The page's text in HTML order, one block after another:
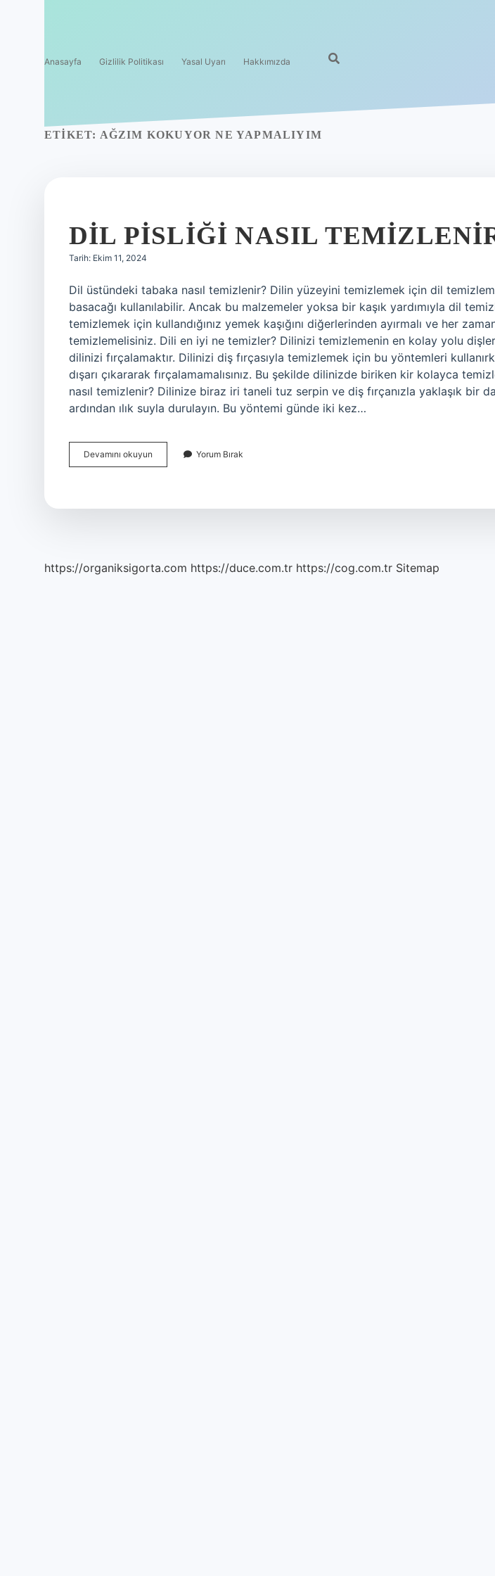
Anasayfa Gizlilik Politikası Yasal Uyarı Hakkımızda
ETIKET: AĞZIM KOKUYOR NE YAPMALIYIM
DIL PISLIĞI NASIL
Tarih: Ekim 11, 2024
Dil üstündeki tabaka nasıl temizlenir? Dilin yüzeyini temizlemek için dil
basacağı kullanılabilir. Ancak bu malzemeler yoksa bir kaşık yardımıyla dil
temizlemek için kullandığınız yemek kaşığını diğerlerinden ayırmalı ve her
temizlemelisiniz. Dili en iyi ne temizler? Dilinizi temizlemenin en kolay yolu
dilinizi fırçalamaktır. Dilinizi diş fırçasıyla temizlemek için bu yöntemleri
dışarı çıkararak fırçalamamalısınız. Bu şekilde dilinizde biriken kir kolayca
nasıl temizlenir? Dilinize biraz iri taneli tuz serpin ve diş fırçanızla yaklaşık bir
ardından ılık suyla durulayın. Bu yöntemi günde iki kez…
Devamını okuyun
Pisliği
Yorum Bırak
https://organiksigorta.com https://duce.com.tr https://cog.com.tr Sitemap